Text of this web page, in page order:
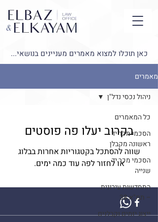
כאן תוכלו למצוא מאמרים מעניינים בנושאי...
מאמרים
כל המאמרים
הסכמי מכר יד
ראשונה מקבלן
הסכמי מכר יד
שנייה
התחדשות עירונית
– תמ"א 38
ייצוג יזמים וקבלנים
ניהול נכסי נדל"ן
בקרוב יעלו פה פוסטים
שווה להסתכל בקטגוריות אחרות בבלוג
או לחזור לפה עוד כמה ימים.